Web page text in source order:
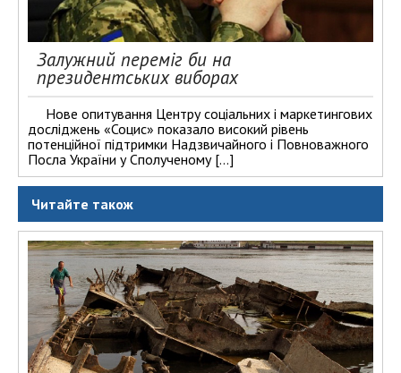
Залужний переміг би на
президентських виборах
Нове опитування Центру соціальних і маркетингових
досліджень «Социс» показало високий рівень
потенційної підтримки Надзвичайного і Повноважного
Посла України у Сполученому […]
Читайте також